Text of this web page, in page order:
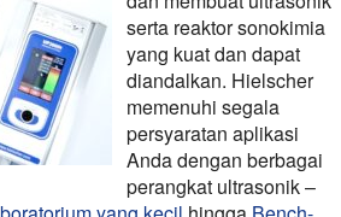
serta reaktor sonokimia
yang kuat dan dapat
diandalkan. Hielscher
memenuhi segala
persyaratan aplikasi
Anda dengan berbagai
perangkat ultrasonik –